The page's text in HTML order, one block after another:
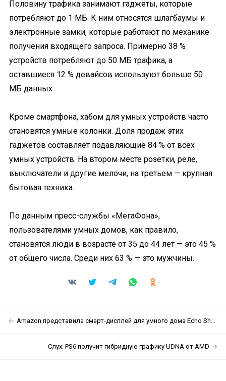
Половину трафика занимают гаджеты, которые
потребляют до 1 МБ. К ним относятся шлагбаумы и
электронные замки, которые работают по механике
получения входящего запроса. Примерно 38 %
устройств потребляют до 50 МБ трафика, а
оставшиеся 12 % девайсов используют больше 50
МБ данных.
Кроме смартфона, хабом для умных устройств часто
становятся умные колонки. Доля продаж этих
гаджетов составляет подавляющие 84 % от всех
умных устройств. На втором месте розетки, реле,
выключатели и другие мелочи, на третьем — крупная
бытовая техника.
По данным пресс-службы «МегаФона»,
пользователями умных домов, как правило,
становятся люди в возрасте от 35 до 44 лет — это 45 %
от общего числа. Среди них 63 % — это мужчины.
Amazon представила смарт-дисплей для умного дома Echo Show 21
Слух: PS6 получит гибридную графику UDNA от AMD